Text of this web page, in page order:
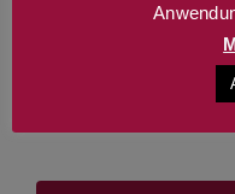
Selbst eine gute
eine gute Zeit zu
die Burning